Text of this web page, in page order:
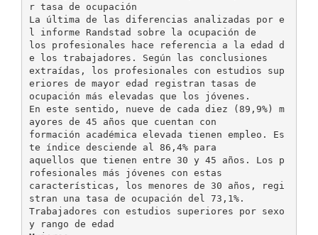
r tasa de ocupación
La última de las diferencias analizadas por e
l informe Randstad sobre la ocupación de
los profesionales hace referencia a la edad d
e los trabajadores. Según las conclusiones
extraídas, los profesionales con estudios sup
eriores de mayor edad registran tasas de
ocupación más elevadas que los jóvenes.
En este sentido, nueve de cada diez (89,9%) m
ayores de 45 años que cuentan con
formación académica elevada tienen empleo. Es
te índice desciende al 86,4% para
aquellos que tienen entre 30 y 45 años. Los p
rofesionales más jóvenes con estas
características, los menores de 30 años, regi
stran una tasa de ocupación del 73,1%.
Trabajadores con estudios superiores por sexo
y rango de edad